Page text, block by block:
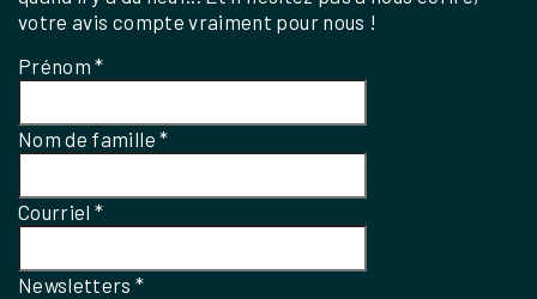
votre avis compte vraiment pour nous !
Prénom*
Nom de famille*
Courriel*
Newsletters*